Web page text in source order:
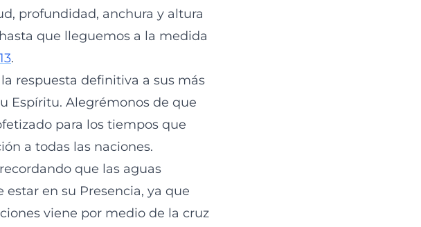
profundidad, anchura y altura
que lleguemos a la medida
.
respuesta definitiva a sus más
Espíritu. Alegrémonos de que
para los tiempos que
a todas las naciones.
que las aguas
en su Presencia, ya que
viene por medio de la cruz